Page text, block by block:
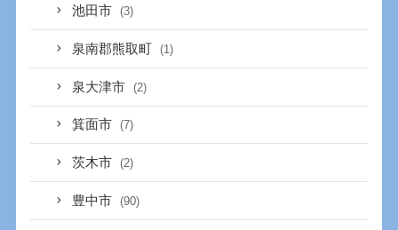
池田市 (3)
泉南郡熊取町 (1)
泉大津市 (2)
箕面市 (7)
茨木市 (2)
豊中市 (90)